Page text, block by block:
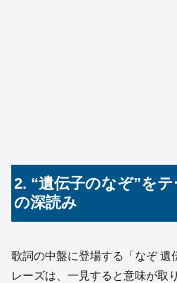
2. “遺伝子のなぞ”を
の深読み
歌詞の中盤に登場する「なぞ 遺
レーズは、一見すると意味が取